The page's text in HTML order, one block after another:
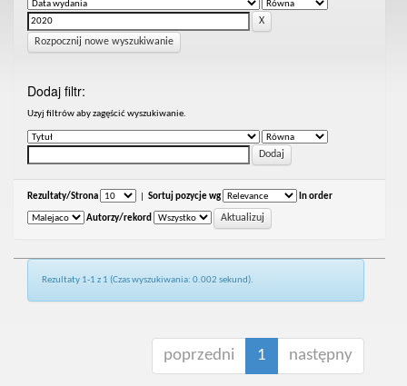
Rozpocznij nowe wyszukiwanie
Dodaj filtr:
Uzyj filtrów aby zagęścić wyszukiwanie.
Rezultaty/Strona Sortuj pozycje wg In order
Autorzy/rekord
Rezultaty 1-1 z 1 (Czas wyszukiwania: 0.002 sekund).
poprzedni 1 następny